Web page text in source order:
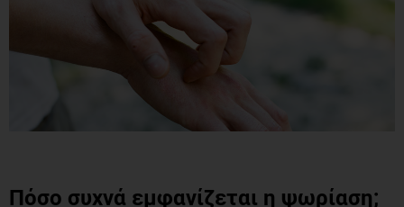
Πόσο συχνά εμφανίζεται η ψωρίαση;